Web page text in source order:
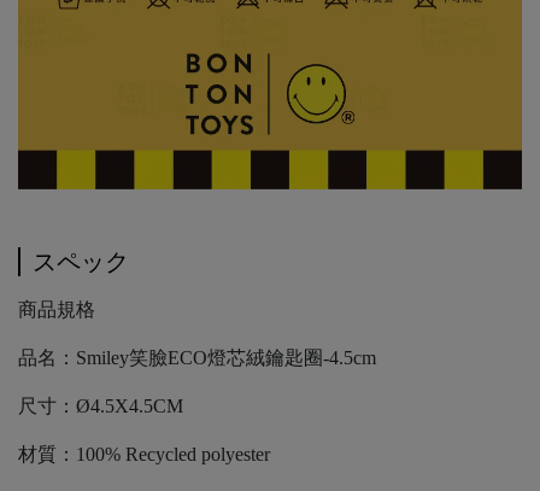
スペック
商品規格
品名：Smiley笑臉ECO燈芯絨鑰匙圈-4.5cm
尺寸：Ø4.5X4.5CM
材質：100% Recycled polyester